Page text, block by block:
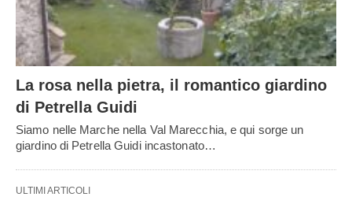
La rosa nella pietra, il romantico giardino
di Petrella Guidi
Siamo nelle Marche nella Val Marecchia, e qui sorge un
giardino di Petrella Guidi incastonato…
ULTIMI ARTICOLI